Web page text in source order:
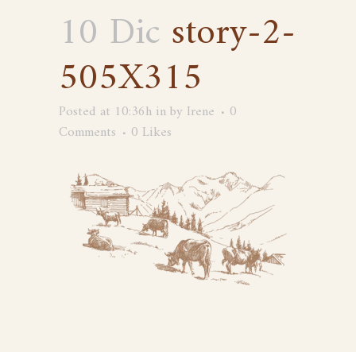
10 Dicstory-2-
505X315
Posted at 10:36h inby Irene
0
Comments
0 Likes